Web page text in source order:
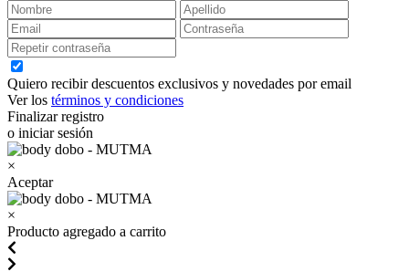
Quiero recibir descuentos exclusivos y novedades por email
Ver los términos y condiciones
Finalizar registro
o iniciar sesión
×
Aceptar
×
Producto agregado a carrito